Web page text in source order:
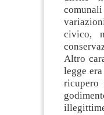
civico,
Altro
legge